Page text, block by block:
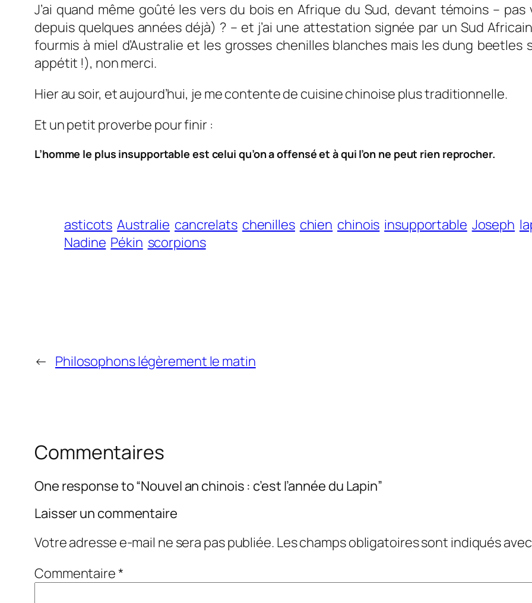
J’ai quand même goûté les vers du bois en Afrique du Sud, devant témoins – pas
depuis quelques années déjà) ? – et j’ai une attestation signée par un Sud
fourmis à miel d’Australie et les grosses chenilles blanches mais les dung
appétit !), non merci.
Hier au soir, et aujourd’hui, je me contente de cuisine chinoise plus traditionnelle.
Et un petit proverbe pour finir :
L’homme le plus insupportable est celui qu’on a offensé et à qui l’on ne peut rien reprocher.
asticots Australie cancrelats chenilles chien chinois insupportable Joseph
Nadine Pékin scorpions
← Philosophons légèrement le matin
Commentaires
One response to “Nouvel an chinois : c’est l’année du Lapin”
Laisser un commentaire
Votre adresse e-mail ne sera pas publiée. Les champs obligatoires sont indiqués
Commentaire*